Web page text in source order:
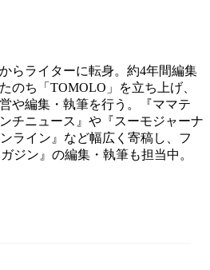
らライターに転身。約4年間編集
のち「TOMOLO」を立ち上げ、
や編集・執筆を行う。『ママテ
チニュース』や『スーモジャーナ
ライン』など幅広く寄稿し、フ
ジン』の編集・執筆も担当中。